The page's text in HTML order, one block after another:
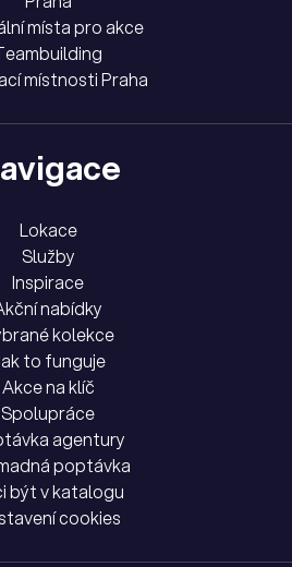
místa pro akce
místnosti Praha
Lokace
Služby
Inspirace
nabídky
kolekce
to funguje
Akce na klíč
Spolupráce
agentury
poptávka
být v katalogu
cookies